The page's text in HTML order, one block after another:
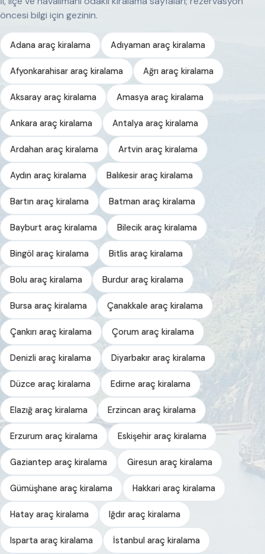
öncesi bilgi için gezinin.
Adana araç kiralama Adıyaman araç kiralama
Afyonkarahisar araç kiralama Ağrı araç kiralama
Aksaray araç kiralama Amasya araç kiralama
Ankara araç kiralama Antalya araç kiralama
Ardahan araç kiralama Artvin araç kiralama
Aydın araç kiralama Balıkesir araç kiralama
Bartın araç kiralama Batman araç kiralama
Bayburt araç kiralama Bilecik araç kiralama
Bingöl araç kiralama Bitlis araç kiralama
Bolu araç kiralama Burdur araç kiralama
Bursa araç kiralama Çanakkale araç kiralama
Çankırı araç kiralama Çorum araç kiralama
Denizli araç kiralama Diyarbakır araç kiralama
Düzce araç kiralama Edirne araç kiralama
Elazığ araç kiralama Erzincan araç kiralama
Erzurum araç kiralama Eskişehir araç kiralama
Gaziantep araç kiralama Giresun araç kiralama
Gümüşhane araç kiralama Hakkari araç kiralama
Hatay araç kiralama Iğdır araç kiralama
Isparta araç kiralama İstanbul araç kiralama